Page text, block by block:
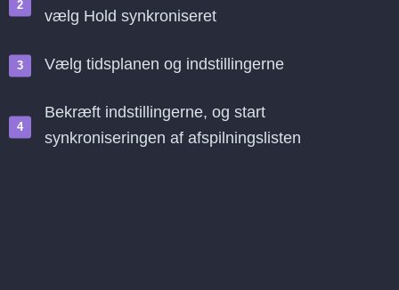
vælg Hold synkroniseret
Vælg tidsplanen og indstillingerne
Bekræft indstillingerne, og start
synkroniseringen af afspilningslisten